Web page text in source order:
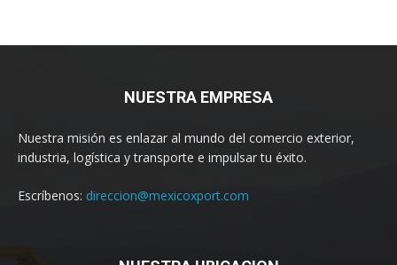
NUESTRA EMPRESA
Nuestra misión es enlazar al mundo del comercio exterior,
industria, logística y transporte e impulsar tu éxito.
Escríbenos: direccion@mexicoxport.com